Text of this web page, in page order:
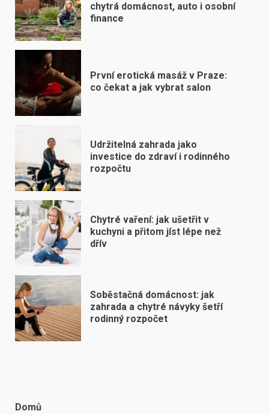
chytrá domácnost, auto i osobní
finance
První erotická masáž v Praze:
co čekat a jak vybrat salon
Udržitelná zahrada jako
investice do zdraví i rodinného
rozpočtu
Chytré vaření: jak ušetřit v
kuchyni a přitom jíst lépe než
dřív
Soběstačná domácnost: jak
zahrada a chytré návyky šetří
rodinný rozpočet
Domů